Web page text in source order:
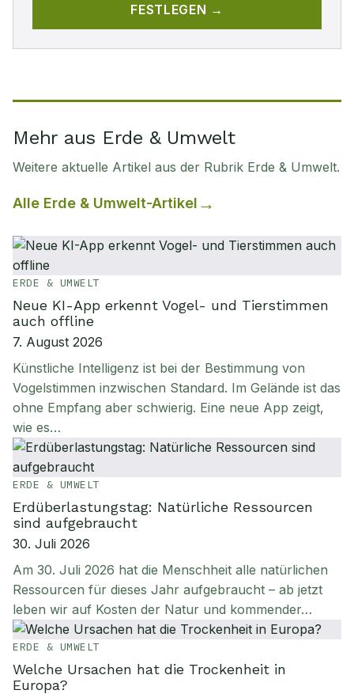
FESTLEGEN →
Mehr aus Erde & Umwelt
Weitere aktuelle Artikel aus der Rubrik Erde & Umwelt.
Alle Erde & Umwelt-Artikel
ERDE & UMWELT
Neue KI-App erkennt Vogel- und Tierstimmen
auch offline
7. August 2026
Künstliche Intelligenz ist bei der Bestimmung von
Vogelstimmen inzwischen Standard. Im Gelände ist das
ohne Empfang aber schwierig. Eine neue App zeigt,
wie es…
ERDE & UMWELT
Erdüberlastungstag: Natürliche Ressourcen
sind aufgebraucht
30. Juli 2026
Am 30. Juli 2026 hat die Menschheit alle natürlichen
Ressourcen für dieses Jahr aufgebraucht – ab jetzt
leben wir auf Kosten der Natur und kommender…
ERDE & UMWELT
Welche Ursachen hat die Trockenheit in
Europa?